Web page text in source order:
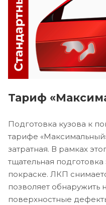
Тариф
Подготовка кузова к
тарифе
затратная. В рамках
тщательная
покраске. ЛКП
позволяет обнаружить
поверхностные